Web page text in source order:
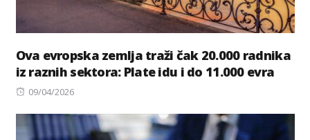
Ova evropska zemlja traži čak 20.000 radnika
iz raznih sektora: Plate idu i do 11.000 evra
Posted
09/04/2026